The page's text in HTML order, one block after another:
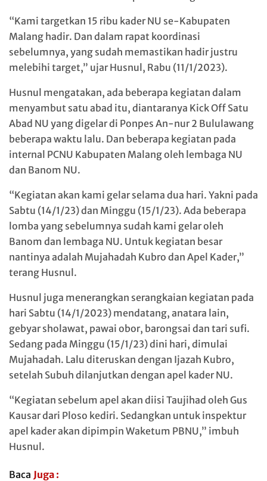
“Kami targetkan 15 ribu kader NU se-Kabupaten
Malang hadir. Dan dalam rapat koordinasi
sebelumnya, yang sudah memastikan hadir justru
melebihi target,” ujar Husnul, Rabu (11/1/2023).
Husnul mengatakan, ada beberapa kegiatan dalam
menyambut satu abad itu, diantaranya Kick Off Satu
Abad NU yang digelar di Ponpes An-nur 2 Bululawang
beberapa waktu lalu. Dan beberapa kegiatan pada
internal PCNU Kabupaten Malang oleh lembaga NU
dan Banom NU.
“Kegiatan akan kami gelar selama dua hari. Yakni pada
Sabtu (14/1/23) dan Minggu (15/1/23). Ada beberapa
lomba yang sebelumnya sudah kami gelar oleh
Banom dan lembaga NU. Untuk kegiatan besar
nantinya adalah Mujahadah Kubro dan Apel Kader,”
terang Husnul.
Husnul juga menerangkan serangkaian kegiatan pada
hari Sabtu (14/1/2023) mendatang, anatara lain,
gebyar sholawat, pawai obor, barongsai dan tari sufi.
Sedang pada Minggu (15/1/23) dini hari, dimulai
Mujahadah. Lalu diteruskan dengan Ijazah Kubro,
setelah Subuh dilanjutkan dengan apel kader NU.
“Kegiatan sebelum apel akan diisi Taujihad oleh Gus
Kausar dari Ploso kediri. Sedangkan untuk inspektur
apel kader akan dipimpin Waketum PBNU,” imbuh
Husnul.
Baca Juga :